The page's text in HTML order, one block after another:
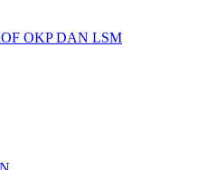
OKP DAN LSM